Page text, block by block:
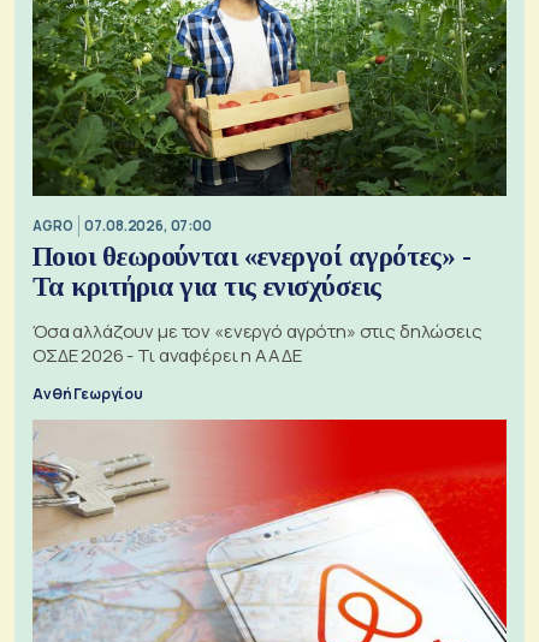
AGRO 07.08.2026, 07:00
Ποιοι θεωρούνται «ενεργοί αγρότες» -
Τα κριτήρια για τις ενισχύσεις
Όσα αλλάζουν με τον «ενεργό αγρότη» στις δηλώσεις
ΟΣΔΕ 2026 - Τι αναφέρει η ΑΑΔΕ
Ανθή Γεωργίου